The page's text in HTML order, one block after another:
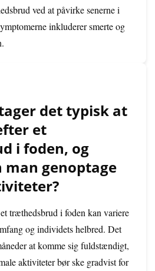
ved at påvirke senerne i
inkluderer smerte og
det typisk at
et
i foden, og
genoptage
træthedsbrud i foden kan variere
og individets helbred. Det
at komme sig fuldstændigt,
aktiviteter bør ske gradvist for